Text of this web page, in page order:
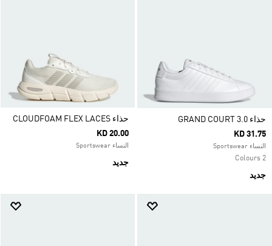
حذاء GRAND COURT 3.0‏
KD 31.75
النساء Sportswear
2 Colours
جديد
حذاء ‏CLOUDFOAM FLEX LACES
KD 20.00
النساء Sportswear
جديد